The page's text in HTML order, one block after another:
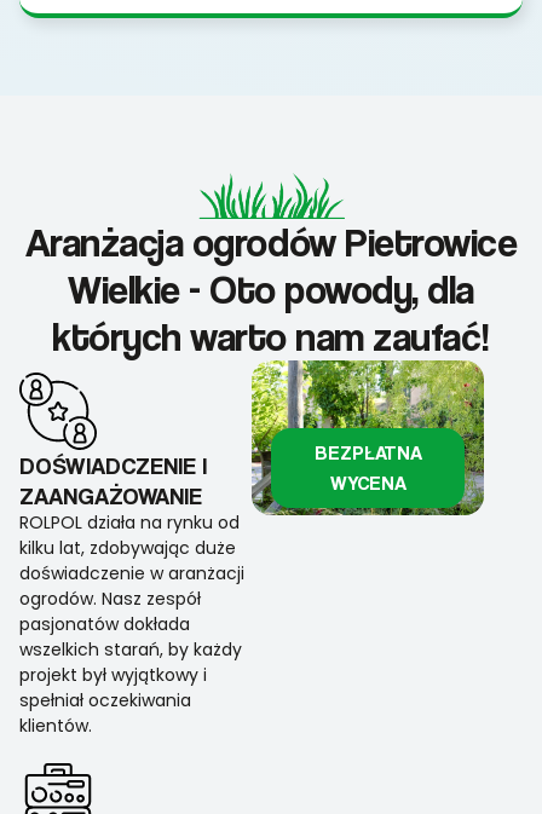
Aranżacja ogrodów Pietrowice
Wielkie - Oto powody, dla
których warto nam zaufać!
DOŚWIADCZENIE I
ZAANGAŻOWANIE
ROLPOL działa na rynku od
kilku lat, zdobywając duże
doświadczenie w aranżacji
ogrodów. Nasz zespół
pasjonatów dokłada
wszelkich starań, by każdy
projekt był wyjątkowy i
spełniał oczekiwania
klientów.
BEZPŁATNA
WYCENA